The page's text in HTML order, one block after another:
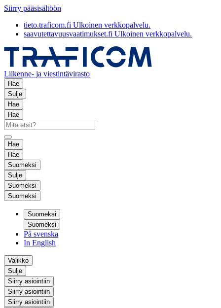
Siirry pääsisältöön
tieto.traficom.fi Ulkoinen verkkopalvelu.
saavutettavuusvaatimukset.fi Ulkoinen verkkopalvelu.
Liikenne- ja viestintävirasto
Hae
Sulje
Hae
Hae
Hae
Hae
Suomeksi
Sulje
Suomeksi
Suomeksi
Suomeksi
Suomeksi
På svenska
In English
Valikko
Sulje
Siirry asiointiin
Siirry asiointiin
Siirry asiointiin